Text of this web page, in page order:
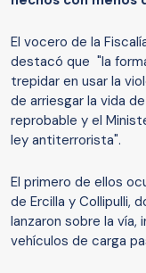
El vocero de la
destacó que "la
trepidar en usar la
de arriesgar la vida
reprobable y el
ley antiterrorista".
El primero de ellos
de Ercilla y Collipulli,
lanzaron sobre la
vehículos de carga